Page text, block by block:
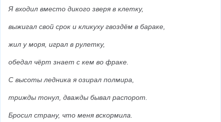
Я входил вместо дикого зверя в клетку,
выжигал свой срок и кликуху гвоздём в бараке,
жил у моря, играл в рулетку,
обедал чёрт знает с кем во фраке.
С высоты ледника я озирал полмира,
трижды тонул, дважды бывал распорот.
Бросил страну, что меня вскормила.